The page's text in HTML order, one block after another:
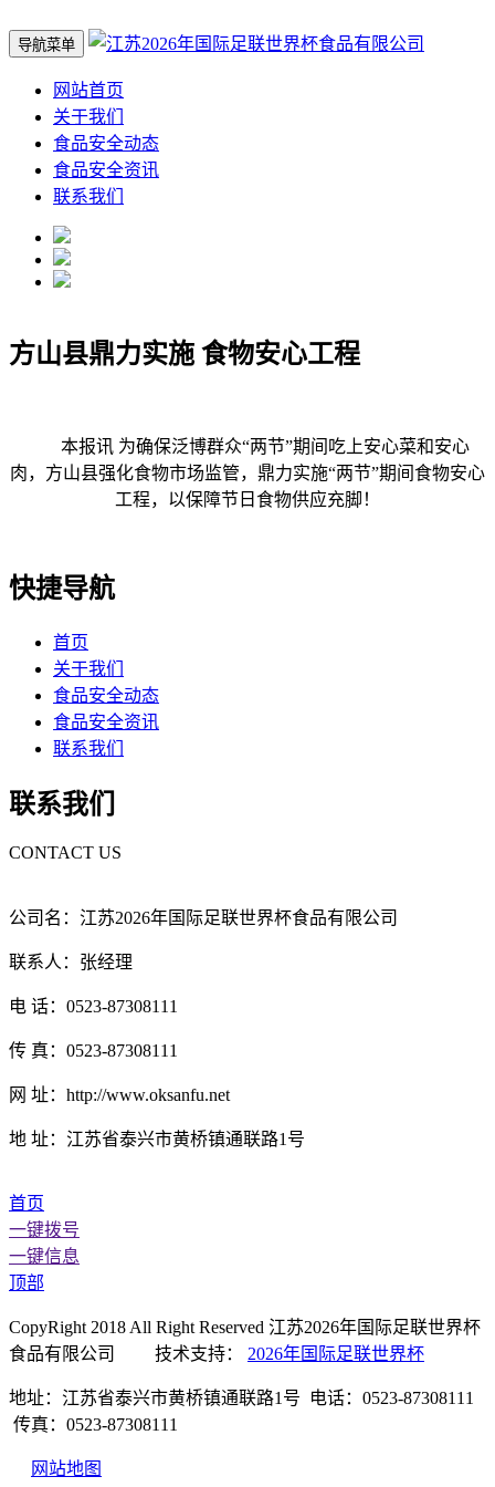
导航菜单
网站首页
关于我们
食品安全动态
食品安全资讯
联系我们
方山县鼎力实施 食物安心工程
本报讯 为确保泛博群众“两节”期间吃上安心菜和安心
肉，方山县强化食物市场监管，鼎力实施“两节”期间食物安心
工程，以保障节日食物供应充脚！
快捷导航
首页
关于我们
食品安全动态
食品安全资讯
联系我们
联系我们
CONTACT US
公司名：江苏2026年国际足联世界杯食品有限公司
联系人：张经理
电 话：0523-87308111
传 真：0523-87308111
网 址：http://www.oksanfu.net
地 址：江苏省泰兴市黄桥镇通联路1号
首页
一键拨号
一键信息
顶部
CopyRight 2018 All Right Reserved 江苏2026年国际足联世界杯
食品有限公司 技术支持： 2026年国际足联世界杯
地址：江苏省泰兴市黄桥镇通联路1号 电话：0523-87308111
传真：0523-87308111
网站地图